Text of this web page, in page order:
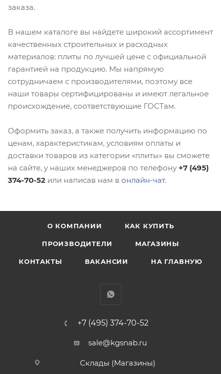
заказа.
В нашем каталоге вы найдете широкий ассортимент
качественных строительных и расходных
материалов: плиты по лучшей цене с официальной
гарантией на продукцию. Мы напрямую
сотрудничаем с производителями, поэтому все
наши товары сертифицированы и имеют легальное
происхождение, соответствующие ГОСТам.
Оформить заказ, а также получить информацию по
ценам, характеристикам, условиям оплаты и
доставки товаров из категории «плиты» вы сможете
на сайте, у наших менеджеров по телефону +7 (495)
374-70-52 или написав нам в онлайн-чат.
О КОМПАНИИ КАК КУПИТЬ
ПРОИЗВОДИТЕЛИ МАГАЗИНЫ
КОНТАКТЫ ВАКАНСИИ НА ГЛАВНУЮ
+7 (495) 374-70-52
sale@kgsnab.ru
Склады (Магазины)